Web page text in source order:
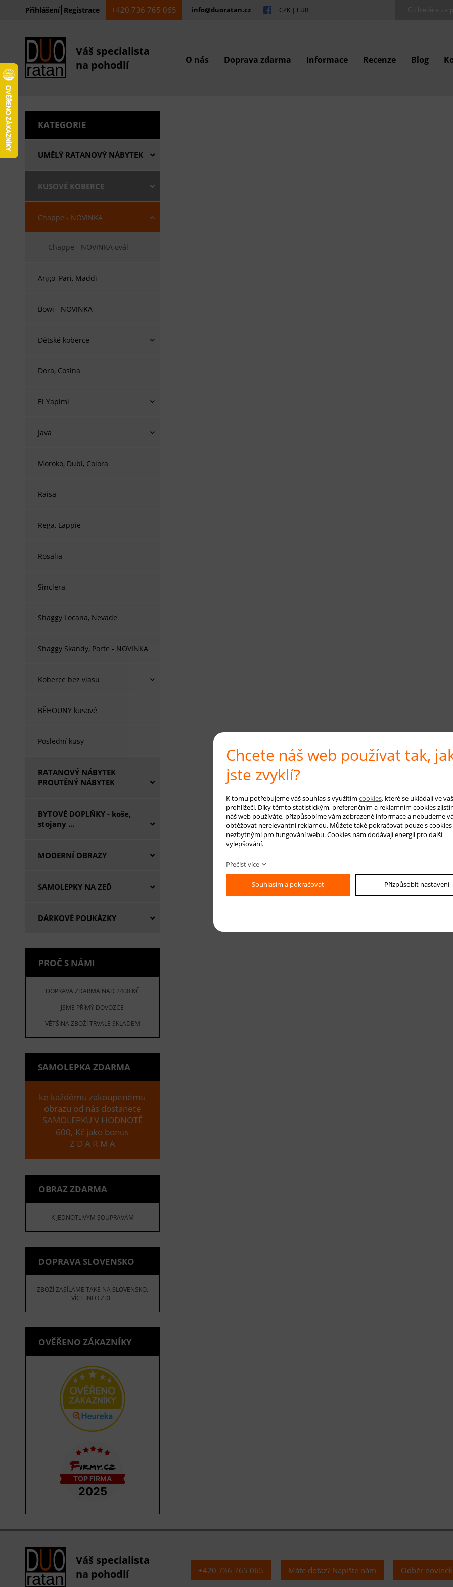
Přihlášení Registrace +420 736 765 065 info@duoratan.cz CZK | EUR
Váš specialista
na pohodlí
O nás Doprava zdarma Informace Recenze Blog
KATEGORIE
UMĚLÝ RATANOVÝ NÁBYTEK
KUSOVÉ KOBERCE
Chappe - NOVINKA
Chappe - NOVINKA ovál
Ango, Pari, Maddi
Bowi - NOVINKA
Dětské koberce
Dora, Cosina
El Yapimi
Java
Moroko, Dubi, Colora
Raisa
Rega, Lappie
Rosalia
Sinclera
Shaggy Locana, Nevade
Shaggy Skandy, Porte - NOVINKA
Koberce bez vlasu
BĚHOUNY kusové
Poslední kusy
RATANOVÝ NÁBYTEK
PROUTĚNÝ NÁBYTEK
BYTOVÉ DOPLŇKY - koše,
stojany ...
MODERNÍ OBRAZY
SAMOLEPKY NA ZEĎ
DÁRKOVÉ POUKÁZKY
PROČ S NÁMI
DOPRAVA ZDARMA NAD 2400 KČ
JSME PŘÍMÝ DOVOZCE
VĚTŠINA ZBOŽÍ TRVALE SKLADEM
SAMOLEPKA ZDARMA
ke každému zakoupenému
obrazu od nás dostanete
SAMOLEPKU V HODNOTĚ
600,-Kč jako bonus
Z D A R M A
OBRAZ ZDARMA
K JEDNOTLIVÝM SOUPRAVÁM
DOPRAVA SLOVENSKO
ZBOŽÍ ZASÍLÁME TAKÉ NA SLOVENSKO.
VÍCE INFO ZDE.
OVĚŘENO ZÁKAZNÍKY
Váš specialista
na pohodlí
+420 736 765 065 Máte dotaz? Napište nám Odběr novinek
Chcete náš web používat tak,
jste zvyklí?
K tomu potřebujeme váš souhlas s využitím cookies, které se ukládají ve
prohlížeči. Díky těmto statistickým, preferenčním a reklamním cookies
náš web používáte, přizpůsobíme vám zobrazené informace a nebudeme
obtěžovat nerelevantní reklamou. Můžete také pokračovat pouze s cookies
nezbytnými pro fungování webu. Cookies nám dodávají energii pro další
vylepšování.
Přečíst více
Souhlasím a pokračovat Přizpůsobit nastavení